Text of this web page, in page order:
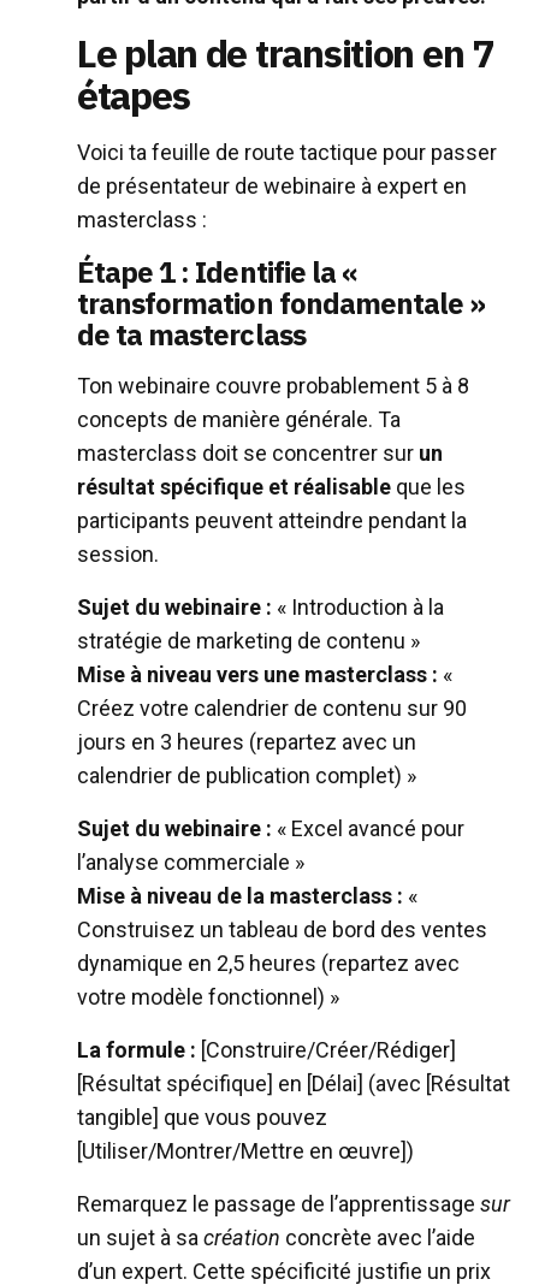
Le plan de transition en 7
étapes
Voici ta feuille de route tactique pour passer
de présentateur de webinaire à expert en
masterclass :
Étape 1 : Identifie la «
transformation fondamentale »
de ta masterclass
Ton webinaire couvre probablement 5 à 8
concepts de manière générale. Ta
masterclass doit se concentrer sur un
résultat spécifique et réalisable que les
participants peuvent atteindre pendant la
session.
Sujet du webinaire : « Introduction à la
stratégie de marketing de contenu »
Mise à niveau vers une masterclass : «
Créez votre calendrier de contenu sur 90
jours en 3 heures (repartez avec un
calendrier de publication complet) »
Sujet du webinaire : « Excel avancé pour
l’analyse commerciale »
Mise à niveau de la masterclass : «
Construisez un tableau de bord des ventes
dynamique en 2,5 heures (repartez avec
votre modèle fonctionnel) »
La formule : [Construire/Créer/Rédiger]
[Résultat spécifique] en [Délai] (avec [Résultat
tangible] que vous pouvez
[Utiliser/Montrer/Mettre en œuvre])
Remarquez le passage de l’apprentissage sur
un sujet à sa création concrète avec l’aide
d’un expert. Cette spécificité justifie un prix